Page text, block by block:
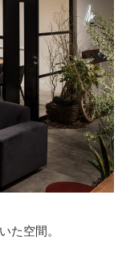
た空間。